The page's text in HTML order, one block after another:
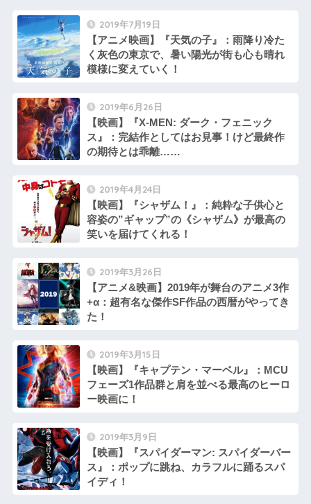
2019年7月19日
【アニメ映画】『天気の子』：雨降り冷た
く灰色の東京で、暑い陽光が街も心も晴れ
模様に変えていく！
2019年6月26日
【映画】『X-MEN: ダーク・フェニック
ス』：完結作としてはお見事！けど最終作
の期待とは乖離……
2019年4月24日
【映画】『シャザム！』：純粋な子供心と
容姿の”ギャップ”の《シャザム》が最高の
笑いを届けてくれる！
2019年3月26日
【アニメ&映画】2019年が舞台のアニメ3作
+α：超有名な傑作SF作品の西暦がやってき
た！
2019年3月15日
【映画】『キャプテン・マーベル』：MCU
フェーズ1作品群と肩を並べる最高のヒーロ
ー映画に！
2019年3月9日
【映画】『スパイダーマン: スパイダーバー
ス』：ポップに跳ね、カラフルに踊るスパ
イディ！